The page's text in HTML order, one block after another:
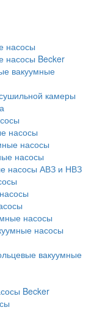
насосы
насосы Becker
вакуумные
камеры
насосы
насосы
насосы
насосы АВЗ и НВЗ
насосы
насосы
вакуумные
Becker